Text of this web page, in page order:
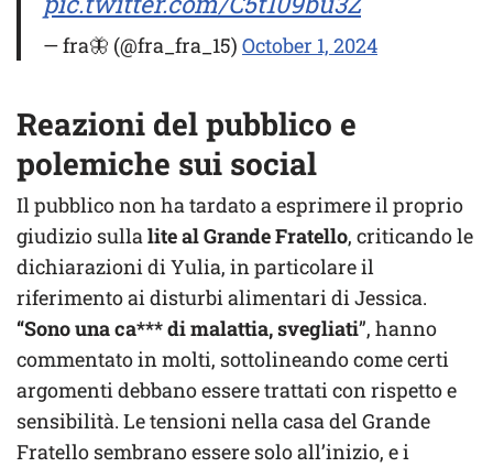
— fra🦋 (@fra_fra_15) October 1, 2024
Reazioni del pubblico e
polemiche sui social
Il pubblico non ha tardato a esprimere il proprio
giudizio sulla lite al Grande Fratello, criticando le
dichiarazioni di Yulia, in particolare il
riferimento ai disturbi alimentari di Jessica.
“Sono una ca*** di malattia, svegliati”, hanno
commentato in molti, sottolineando come certi
argomenti debbano essere trattati con rispetto e
sensibilità. Le tensioni nella casa del Grande
Fratello sembrano essere solo all’inizio, e i